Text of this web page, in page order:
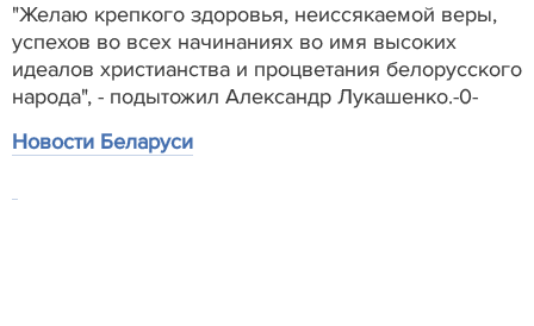
"Желаю крепкого здоровья, неиссякаемой веры,
успехов во всех начинаниях во имя высоких
идеалов христианства и процветания белорусского
народа", - подытожил Александр Лукашенко.-0-
Новости Беларуси